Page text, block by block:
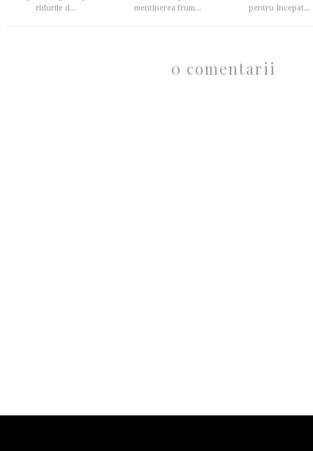
ridurile d...
mentinerea frum...
pentru Incepat...
0 comentarii